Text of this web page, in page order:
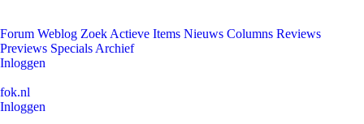
Forum Weblog Zoek Actieve Items Nieuws Columns Reviews
Previews Specials Archief
Inloggen
fok.nl
Inloggen